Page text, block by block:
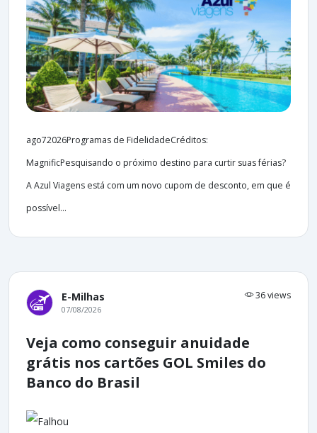
ago72026Programas de FidelidadeCréditos:
MagnificPesquisando o próximo destino para curtir suas férias?
A Azul Viagens está com um novo cupom de desconto, em que é
possível...
E-Milhas 36 views
07/08/2026
Veja como conseguir anuidade
grátis nos cartões GOL Smiles do
Banco do Brasil